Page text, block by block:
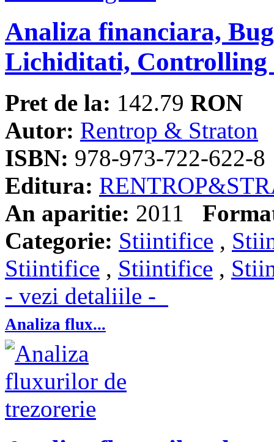
Analiza financiara,
Lichiditati, Controlling
Pret de la: 142.79 RON
Autor: Rentrop & Straton
ISBN: 978-973-722-622-8
Editura:
An aparitie: 2011
Categorie: Stiintifice ,
Stiintifice , Stiintifice ,
- vezi detaliile -
Analiza flux...